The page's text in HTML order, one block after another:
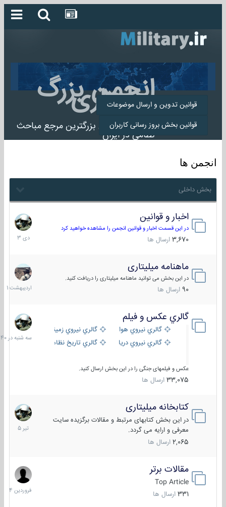
انجمن بزرگ
میلیتاری
انجمن میلیتاری بزرگترین مرجع مباحث
نظامی در ایران
قوانین تدوین و ارسال موضوعات
قوانین بخش بروز رسانی کاربران
انجمن ها
بخش داخلی
اخبار و قوانین
در این قسمت اخبار و قوانین انجمن را مشاهده خواهید کرد
3,670 ارسال ها
22
دی
1403
ماهنامه میلیتاری
در این بخش می توانید ماهنامه میلیتاری را دریافت کنید.
90 ارسال ها
30
1401
گالري عكس و فيلم
گالري نيروي هوايي
گالري نيروي زميني
گالري نيروي دريايي
گالري تاریخ نظامی
عکس و فیلمهای جنگی را در این بخش ارسال کنید.
33,075 ارسال ها
سه
شنبه
در
کتابخانه میلیتاری
در این بخش کتابهای مرتبط و مقالات برگزیده سایت
معرفی و ارایه می گردد.
2,065 ارسال ها
16
تیر
1405
مقالات برتر
Top Article
331 ارسال ها
29
فروردین
1404